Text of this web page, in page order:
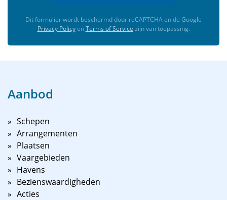
Dit formulier wordt beschermd door reCAPTCHA en de Google
Privacy PolicyenTerms of Service zijn van toepassing.
Aanbod
Schepen
Arrangementen
Plaatsen
Vaargebieden
Havens
Bezienswaardigheden
Acties